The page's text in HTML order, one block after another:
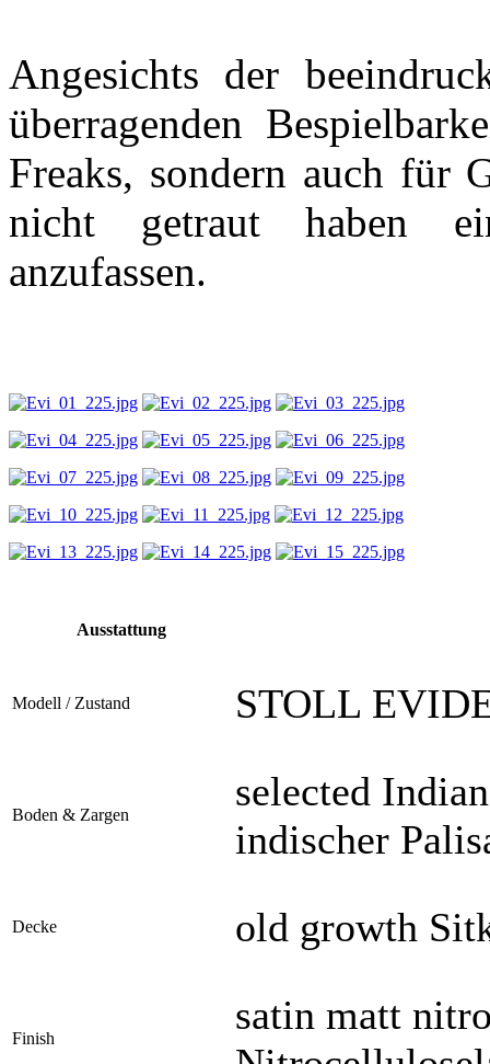
Angesichts der
überragenden
Freaks, sondern auch für
nicht getraut haben
anzufassen.
Ausstattung
Modell / Zustand STOLL
Boden & Zargen
selected
indischer
Decke old growth
Finish
satin matt